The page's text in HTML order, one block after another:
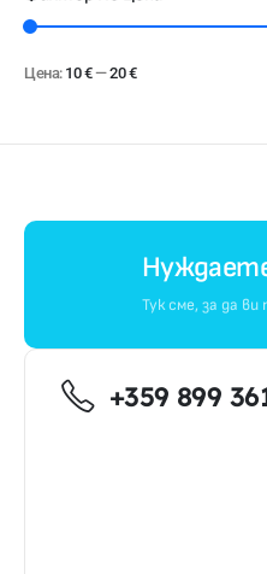
Цена: 10 €—20 €
Тук сме, за да ви
+359 899